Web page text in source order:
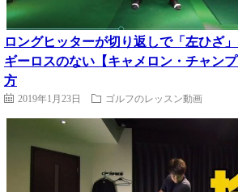
ロングヒッターが切り返しで「左ひざ
ギーロスのない【キャメロン・チャン
方
2019年1月23日 ゴルフのレッスン動画